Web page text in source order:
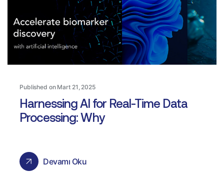
Published on Mart 21, 2025
Harnessing AI for Real-Time Data
Processing: Why
Devamı Oku